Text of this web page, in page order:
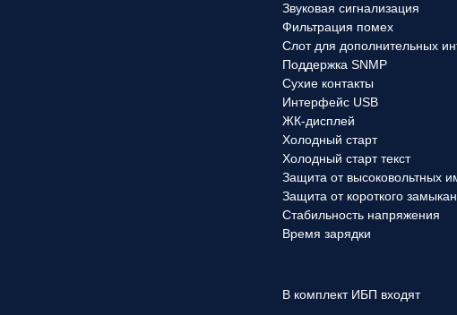
Звуковая сигнализация
Фильтрация помех
Слот для дополнительных
Поддержка SNMP
Сухие контакты
Интерфейс USB
ЖК-дисплей
Холодный старт
Холодный старт текст
Защита от высоковольтных
Защита от короткого
Стабильность напряжения
Время зарядки
В комплект ИБП входят